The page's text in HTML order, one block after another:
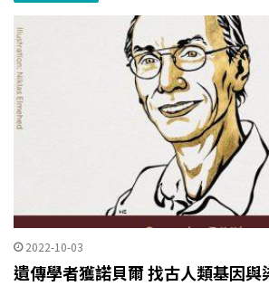
2022-10-03
遺傳學者獲諾貝爾 找古人類基因與